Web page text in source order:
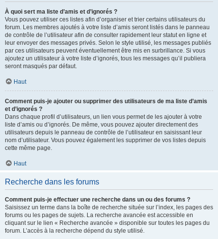
À quoi sert ma liste d’amis et d’ignorés ?
Vous pouvez utiliser ces listes afin d’organiser et trier certains utilisateurs du
forum. Les membres ajoutés à votre liste d’amis seront listés dans le panneau
de contrôle de l’utilisateur afin de consulter rapidement leur statut en ligne et
leur envoyer des messages privés. Selon le style utilisé, les messages publiés
par ces utilisateurs peuvent éventuellement être mis en surbrillance. Si vous
ajoutez un utilisateur à votre liste d’ignorés, tous les messages qu’il publiera
seront masqués par défaut.
Haut
Comment puis-je ajouter ou supprimer des utilisateurs de ma liste d’amis
et d’ignorés ?
Dans chaque profil d’utilisateurs, un lien vous permet de les ajouter à votre
liste d’amis ou d’ignorés. De même, vous pouvez ajouter directement des
utilisateurs depuis le panneau de contrôle de l’utilisateur en saisissant leur
nom d’utilisateur. Vous pouvez également les supprimer de vos listes depuis
cette même page.
Haut
Recherche dans les forums
Comment puis-je effectuer une recherche dans un ou des forums ?
Saisissez un terme dans la boîte de recherche située sur l’index, les pages des
forums ou les pages de sujets. La recherche avancée est accessible en
cliquant sur le lien « Recherche avancée » disponible sur toutes les pages du
forum. L’accès à la recherche dépend du style utilisé.